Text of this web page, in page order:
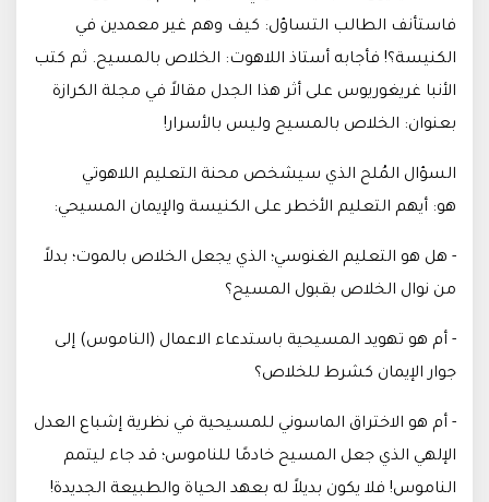
فاستأنف الطالب التساؤل: كيف وهم غير معمدين في
الكنيسة؟! فأجابه أستاذ اللاهوت: الخلاص بالمسيح. ثم كتب
الأنبا غريغوريوس على أثر هذا الجدل مقالاً في مجلة الكرازة
بعنوان: الخلاص بالمسيح وليس بالأسرار!
السؤال المُلح الذي سيشخص محنة التعليم اللاهوتي
هو: أيهم التعليم الأخطر على الكنيسة والإيمان المسيحي:
- هل هو التعليم الغنوسي؛ الذي يجعل الخلاص بالموت؛ بدلاً
من نوال الخلاص بقبول المسيح؟
- أم هو تهويد المسيحية باستدعاء الاعمال (الناموس) إلى
جوار الإيمان كشرط للخلاص؟
- أم هو الاختراق الماسوني للمسيحية في نظرية إشباع العدل
الإلهي الذي جعل المسيح خادمًا للناموس؛ قد جاء ليتمم
الناموس! فلا يكون بديلاً له بعهد الحياة والطبيعة الجديدة!